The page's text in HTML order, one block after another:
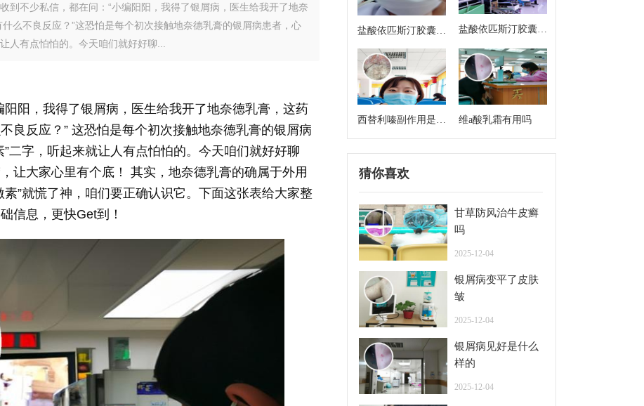
到不少私信，都在问：“小编阳阳，我得了银屑病，医生给我开了地奈
么不良反应？”这恐怕是每个初次接触地奈德乳膏的银屑病患者，心
人有点怕怕的。今天咱们就好好聊...
阳，我得了银屑病，医生给我开了地奈德乳膏，这药
良反应？” 这恐怕是每个初次接触地奈德乳膏的银屑病
二字，听起来就让人有点怕怕的。今天咱们就好好聊
让大家心里有个底！ 其实，地奈德乳膏的确属于外用
”就慌了神，咱们要正确认识它。下面这张表给大家整
信息，更快Get到！
盐酸依匹斯汀胶囊多
久一个疗程是几天
盐酸依匹斯汀胶囊来
西替利嗪副作用是什
么
维a酸乳霜有用吗
猜你喜欢
甘草防风治牛皮癣
吗
2025-12-04
银屑病变平了皮肤
皱
2025-12-04
银屑病见好是什么
样的
2025-12-04